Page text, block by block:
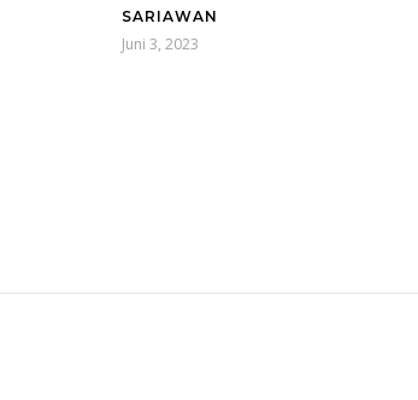
SARIAWAN
Juni 3, 2023